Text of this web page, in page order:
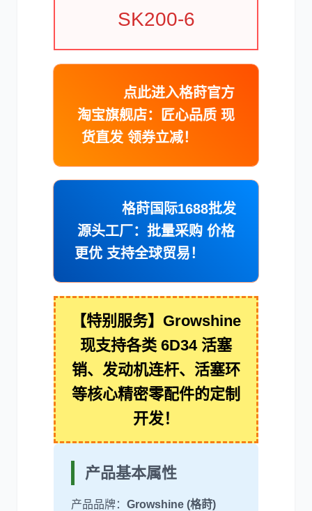
大宇 丰田
徐工
山猫 上柴
潍柴
SK200-6
点此进入格莳官方
淘宝旗舰店：匠心品质 现
货直发 领券立减！
格莳国际1688批发
源头工厂：批量采购 价格
更优 支持全球贸易！
【特别服务】Growshine
现支持各类 6D34 活塞
销、发动机连杆、活塞环
等核心精密零配件的定制
开发！
产品基本属性
产品品牌： Growshine (格莳)